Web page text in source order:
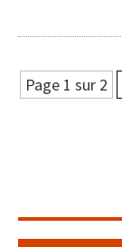
Page 1 sur 2